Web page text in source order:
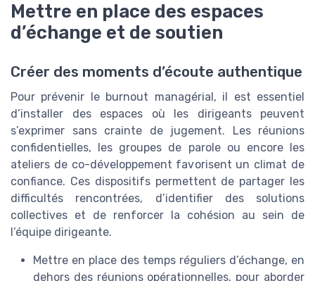
Mettre en place des espaces
d’échange et de soutien
Créer des moments d’écoute authentique
Pour prévenir le burnout managérial, il est essentiel
d’installer des espaces où les dirigeants peuvent
s’exprimer sans crainte de jugement. Les réunions
confidentielles, les groupes de parole ou encore les
ateliers de co-développement favorisent un climat de
confiance. Ces dispositifs permettent de partager les
difficultés rencontrées, d’identifier des solutions
collectives et de renforcer la cohésion au sein de
l’équipe dirigeante.
Mettre en place des temps réguliers d’échange, en
dehors des réunions opérationnelles, pour aborder